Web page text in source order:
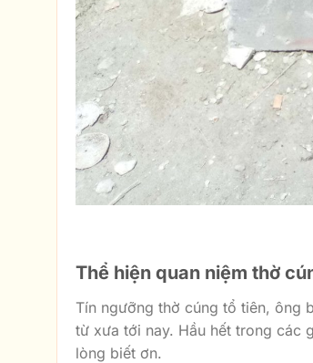
Thể hiện quan niệm thờ
Tín ngưỡng thờ cúng tổ tiên, ông
từ xưa tới nay. Hầu hết trong các
lòng biết ơn.